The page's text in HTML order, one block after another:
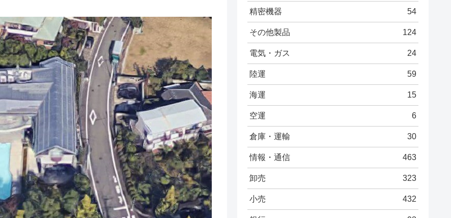
精密機器 54
その他製品 124
電気・ガス 24
陸運 59
海運 15
空運 6
倉庫・運輸 30
情報・通信 463
卸売 323
小売 432